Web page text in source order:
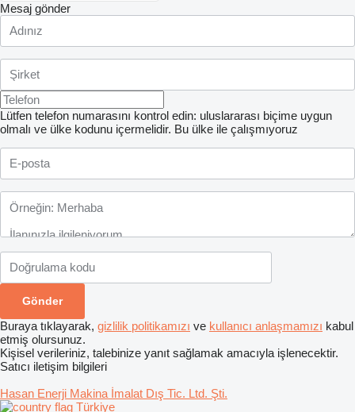
Mesaj gönder
Lütfen telefon numarasını kontrol edin: uluslararası biçime uygun
olmalı ve ülke kodunu içermelidir. Bu ülke ile çalışmıyoruz
Buraya tıklayarak, gizlilik politikamızı ve kullanıcı anlaşmamızı kabul
etmiş olursunuz.
Kişisel verileriniz, talebinize yanıt sağlamak amacıyla işlenecektir.
Satıcı iletişim bilgileri
Hasan Enerji Makina İmalat Dış Tic. Ltd. Şti.
Türkiye